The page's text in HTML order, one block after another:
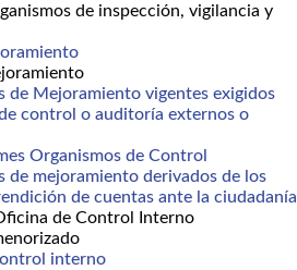
de inspección, vigilancia y
de Mejoramiento vigentes exigidos
control o auditoría externos o
Organismos de Control
de mejoramiento derivados de los
de cuentas ante la ciudadanía
de Control Interno
interno